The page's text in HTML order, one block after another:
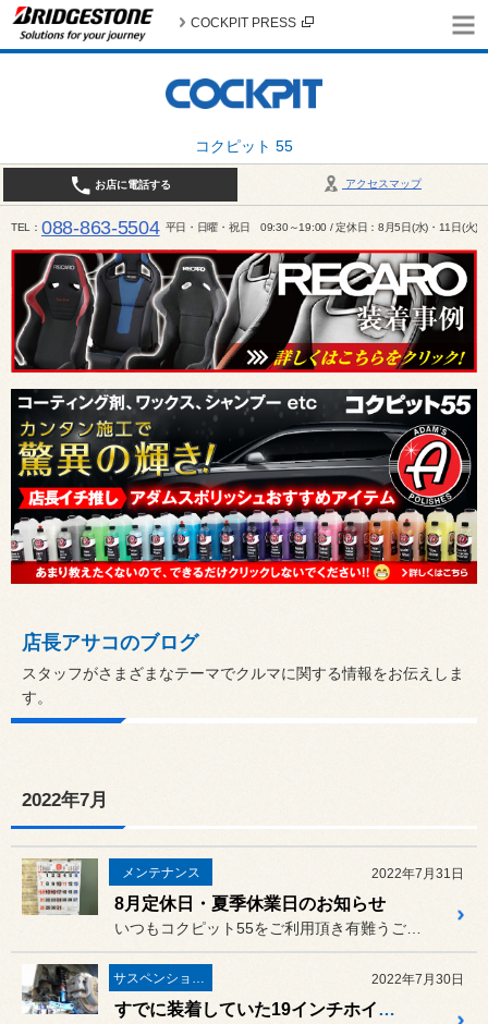
コクピット 55
COCKPIT PRESS
アクセスマップ
お店に電話する
TEL 088-863-5504 平日・日曜・祝日 09:30～19:00 / 定休日：8月5日(水)・11日(火)
店長アサコのブログ
スタッフがさまざまなテーマでクルマに関する情報をお伝えしま
す。
2022年7月
メンテナンス 2022年7月31日
8月定休日・夏季休業日のお知らせ
2022年7月30日
すでに装着していた19インチホイールをさらに引き立たせるために！スバル レガシィ ツーリングワゴン（BRG）に「CUSCO STREET ZERO A」の取り付け！